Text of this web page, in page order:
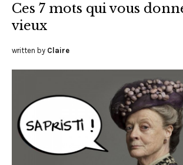
Ces 7 mots qui vous
vieux
written by Claire